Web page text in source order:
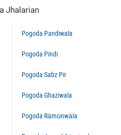
Jhalarian
Pogoda Pandiwala
Pogoda Pindi
Pogoda Sabz Pir
Pogoda Ghaziwala
Pogoda Rāmūnwāla